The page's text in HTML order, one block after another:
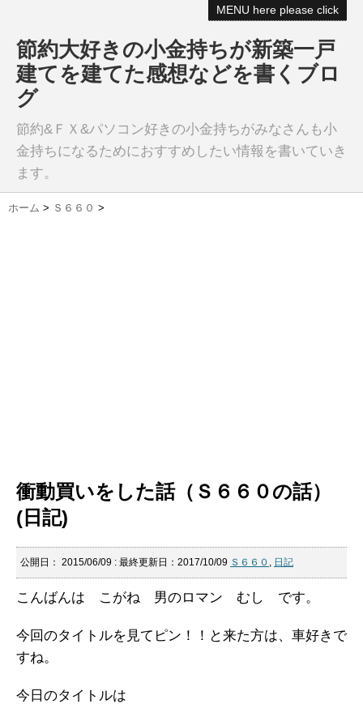
MENU here please click
節約大好きの小金持ちが新築一戸
建てを建てた感想などを書くブロ
グ
節約&ＦＸ&パソコン好きの小金持ちがみなさんも小
金持ちになるためにおすすめしたい情報を書いていき
ます。
ホーム > Ｓ６６０ >
衝動買いをした話（Ｓ６６０の話）
(日記)
公開日： 2015/06/09 : 最終更新日：2017/10/09 Ｓ６６０ , 日記
こんばんは こがね 男のロマン むし です。
今回のタイトルを見てピン！！と来た方は、車好きで
すね。
今日のタイトルは